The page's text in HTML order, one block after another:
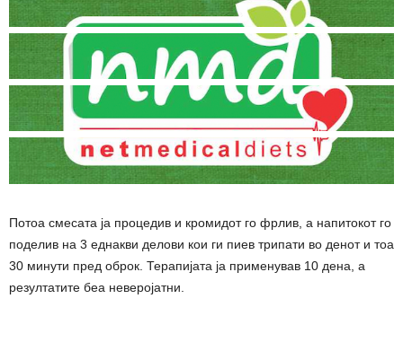
Потоа смесата ја процедив и кромидот го фрлив, а напитокот го
поделив на 3 еднакви делови кои ги пиев трипати во денот и тоа
30 минути пред оброк. Терапијата ја применував 10 дена, а
резултатите беа неверојатни.